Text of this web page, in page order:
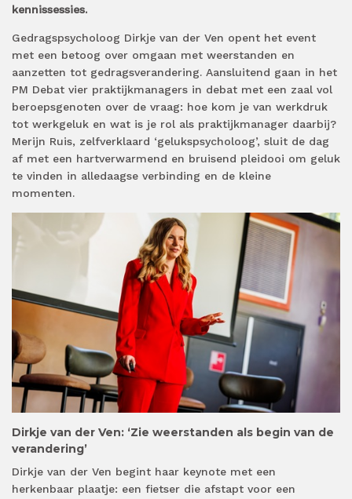
kennissessies.
Gedragspsycholoog Dirkje van der Ven opent het event
met een betoog over omgaan met weerstanden en
aanzetten tot gedragsverandering. Aansluitend gaan in het
PM Debat vier praktijkmanagers in debat met een zaal vol
beroepsgenoten over de vraag: hoe kom je van werkdruk
tot werkgeluk en wat is je rol als praktijkmanager daarbij?
Merijn Ruis, zelfverklaard ‘gelukspsycholoog’, sluit de dag
af met een hartverwarmend en bruisend pleidooi om geluk
te vinden in alledaagse verbinding en de kleine
momenten.
Dirkje van der Ven: ‘Zie weerstanden als begin van de
verandering’
Dirkje van der Ven begint haar keynote met een
herkenbaar plaatje: een fietser die afstapt voor een